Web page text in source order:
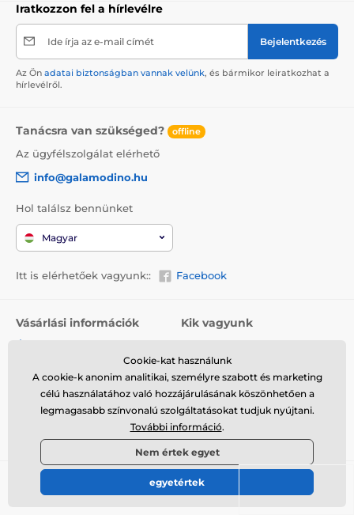
Iratkozzon fel a hírlevélre
Ide írja az e-mail címét Bejelentkezés
Az Ön adatai biztonságban vannak velünk, és bármikor leiratkozhat a
hírlevélről.
Tanácsra van szükséged? offline
Az ügyfélszolgálat elérhető
info@galamodino.hu
Hol találsz bennünket
Magyar
Itt is elérhetőek vagyunk:: Facebook
Vásárlási információk
Szállítás
Visszaküldés és reklamáció
Kik vagyunk
Elérhetőségek
Együttműködés a
Galamodinóval
© 2026 www.galamodino.hu ⦁ Webshop szolgáltatónk a
Cookie-kat használunk
A cookie-k anonim analitikai, személyre szabott és marketing
célú használatához való hozzájárulásának köszönhetően a
legmagasabb színvonalú szolgáltatásokat tudjuk nyújtani.
További információ.
Nem értek egyet
egyetértek